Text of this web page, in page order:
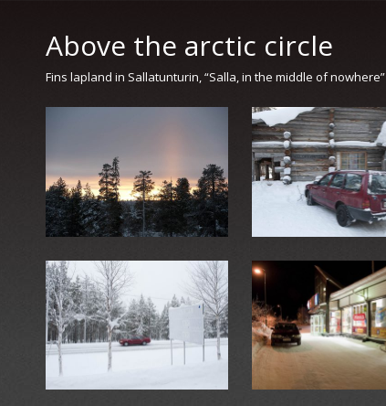
Above the arctic circle
Fins lapland in Sallatunturin, “Salla, in the middle of nowhere”